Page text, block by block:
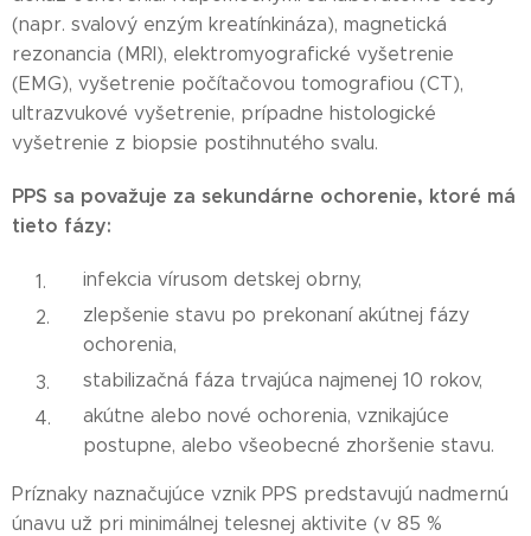
(napr. svalový enzým kreatínkináza), magnetická
rezonancia (MRI), elektromyografické vyšetrenie
(EMG), vyšetrenie počítačovou tomografiou (CT),
ultrazvukové vyšetrenie, prípadne histologické
vyšetrenie z biopsie postihnutého svalu.
PPS sa považuje za sekundárne ochorenie, ktoré má
tieto fázy:
infekcia vírusom detskej obrny,
zlepšenie stavu po prekonaní akútnej fázy
ochorenia,
stabilizačná fáza trvajúca najmenej 10 rokov,
akútne alebo nové ochorenia, vznikajúce
postupne, alebo všeobecné zhoršenie stavu.
Príznaky naznačujúce vznik PPS predstavujú nadmernú
únavu už pri minimálnej telesnej aktivite (v 85 %